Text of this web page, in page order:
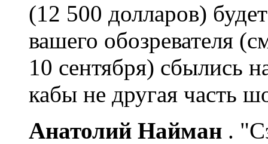
(12 500 долларов)
вашего обозревателя
10 сентября) сбылись
кабы не другая часть
Анатолий Найман .